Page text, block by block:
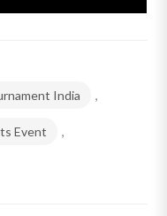
India ,
Event ,